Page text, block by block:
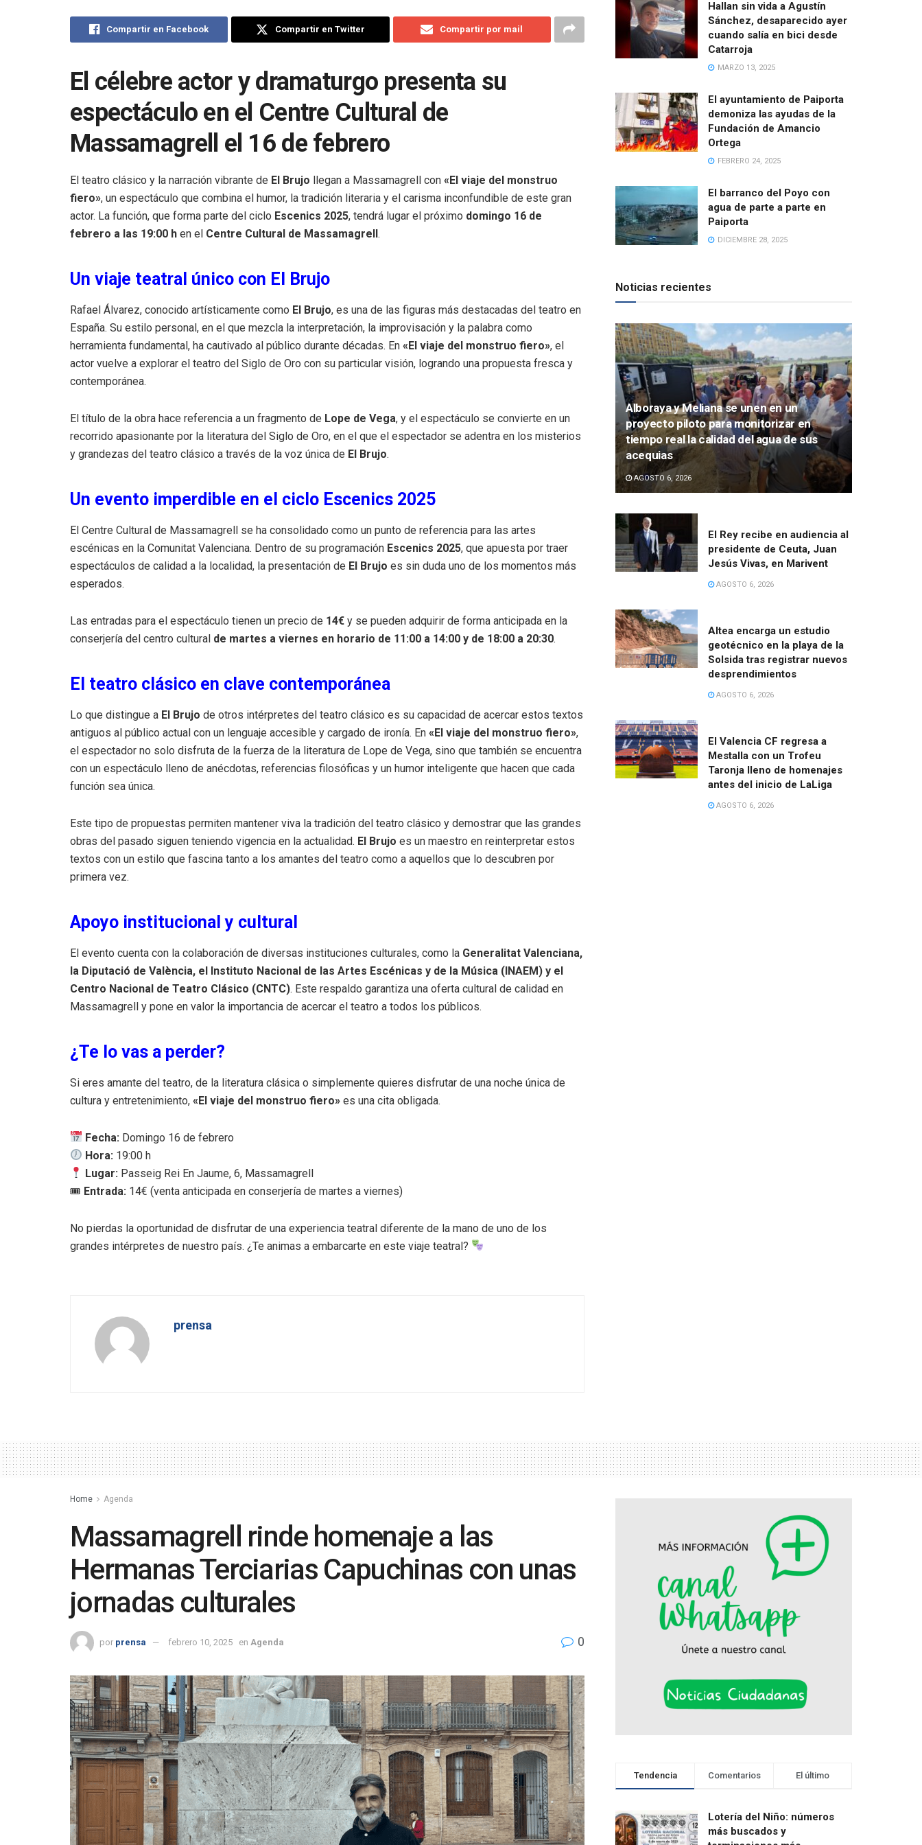
Compartir en Facebook Compartir en Twitter Compartir por mail
El célebre actor y dramaturgo presenta su
espectáculo en el Centre Cultural de
Massamagrell el 16 de febrero
El teatro clásico y la narración vibrante de El Brujo llegan a Massamagrell con «El viaje del monstruo
fiero», un espectáculo que combina el humor, la tradición literaria y el carisma inconfundible de este gran
actor. La función, que forma parte del ciclo Escenics 2025, tendrá lugar el próximo domingo 16 de
febrero a las 19:00 h en el Centre Cultural de Massamagrell.
Un viaje teatral único con El Brujo
Rafael Álvarez, conocido artísticamente como El Brujo, es una de las figuras más destacadas del teatro en
España. Su estilo personal, en el que mezcla la interpretación, la improvisación y la palabra como
herramienta fundamental, ha cautivado al público durante décadas. En «El viaje del monstruo fiero», el
actor vuelve a explorar el teatro del Siglo de Oro con su particular visión, logrando una propuesta fresca y
contemporánea.
El título de la obra hace referencia a un fragmento de Lope de Vega, y el espectáculo se convierte en un
recorrido apasionante por la literatura del Siglo de Oro, en el que el espectador se adentra en los misterios
y grandezas del teatro clásico a través de la voz única de El Brujo.
Un evento imperdible en el ciclo Escenics 2025
El Centre Cultural de Massamagrell se ha consolidado como un punto de referencia para las artes
escénicas en la Comunitat Valenciana. Dentro de su programación Escenics 2025, que apuesta por traer
espectáculos de calidad a la localidad, la presentación de El Brujo es sin duda uno de los momentos más
esperados.
Las entradas para el espectáculo tienen un precio de 14€ y se pueden adquirir de forma anticipada en la
conserjería del centro cultural de martes a viernes en horario de 11:00 a 14:00 y de 18:00 a 20:30.
El teatro clásico en clave contemporánea
Lo que distingue a El Brujo de otros intérpretes del teatro clásico es su capacidad de acercar estos textos
antiguos al público actual con un lenguaje accesible y cargado de ironía. En «El viaje del monstruo fiero»,
el espectador no solo disfruta de la fuerza de la literatura de Lope de Vega, sino que también se encuentra
con un espectáculo lleno de anécdotas, referencias filosóficas y un humor inteligente que hacen que cada
función sea única.
Este tipo de propuestas permiten mantener viva la tradición del teatro clásico y demostrar que las grandes
obras del pasado siguen teniendo vigencia en la actualidad. El Brujo es un maestro en reinterpretar estos
textos con un estilo que fascina tanto a los amantes del teatro como a aquellos que lo descubren por
primera vez.
Apoyo institucional y cultural
El evento cuenta con la colaboración de diversas instituciones culturales, como la Generalitat Valenciana,
la Diputació de València, el Instituto Nacional de las Artes Escénicas y de la Música (INAEM) y el
Centro Nacional de Teatro Clásico (CNTC). Este respaldo garantiza una oferta cultural de calidad en
Massamagrell y pone en valor la importancia de acercar el teatro a todos los públicos.
¿Te lo vas a perder?
Si eres amante del teatro, de la literatura clásica o simplemente quieres disfrutar de una noche única de
cultura y entretenimiento, «El viaje del monstruo fiero» es una cita obligada.
Fecha: Domingo 16 de febrero
Hora: 19:00 h
Lugar: Passeig Rei En Jaume, 6, Massamagrell
🎟 Entrada: 14€ (venta anticipada en conserjería de martes a viernes)
No pierdas la oportunidad de disfrutar de una experiencia teatral diferente de la mano de uno de los
grandes intérpretes de nuestro país. ¿Te animas a embarcarte en este viaje teatral?
prensa
Hallan sin vida a Agustín
Sánchez, desaparecido ayer
cuando salía en bici desde
Catarroja
MARZO 13, 2025
El ayuntamiento de Paiporta
demoniza las ayudas de la
Fundación de Amancio
Ortega
FEBRERO 24, 2025
El barranco del Poyo con
agua de parte a parte en
Paiporta
DICIEMBRE 28, 2025
Noticias recientes
Alboraya y Meliana se unen en un
proyecto piloto para monitorizar en
tiempo real la calidad del agua de sus
acequias
AGOSTO 6, 2026
El Rey recibe en audiencia al
presidente de Ceuta, Juan
Jesús Vivas, en Marivent
AGOSTO 6, 2026
Altea encarga un estudio
geotécnico en la playa de la
Solsida tras registrar nuevos
desprendimientos
AGOSTO 6, 2026
El Valencia CF regresa a
Mestalla con un Trofeu
Taronja lleno de homenajes
antes del inicio de LaLiga
AGOSTO 6, 2026
Home Agenda
Massamagrell rinde homenaje a las
Hermanas Terciarias Capuchinas con unas
jornadas culturales
por prensa febrero 10, 2025 en Agenda 0
Tendencia Comentarios El último
Lotería del Niño: números
más buscados y